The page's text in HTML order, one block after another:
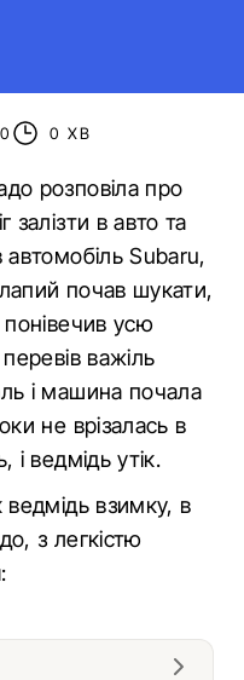
0 0 ХВ
розповіла про
залізти в авто та
Subaru,
почав шукати,
усю
важіль
і машина почала
не врізалась в
і ведмідь утік.
взимку, в
з легкістю